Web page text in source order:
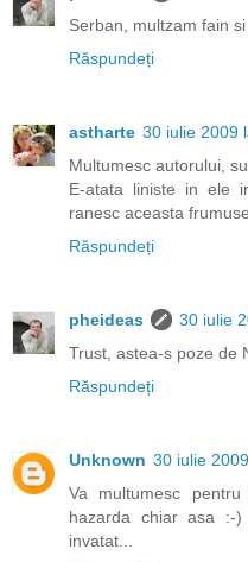
Serban, multzam fain
Răspundeți
astharte 30 iulie 2009
Multumesc autorului,
E-atata liniste in ele
ranesc aceasta
Răspundeți
pheideas
30 iulie
Trust, astea-s poze de
Răspundeți
Unknown 30 iulie
Va multumesc
hazarda chiar asa
invatat...